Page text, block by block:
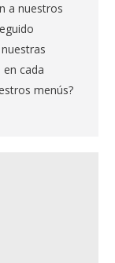
a nuestros
cada
menús?